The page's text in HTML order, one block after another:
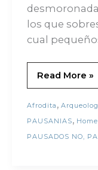
los que
cual
Read More »
Afrodita ,
PAUSANIAS,
PAUSADOS NO,